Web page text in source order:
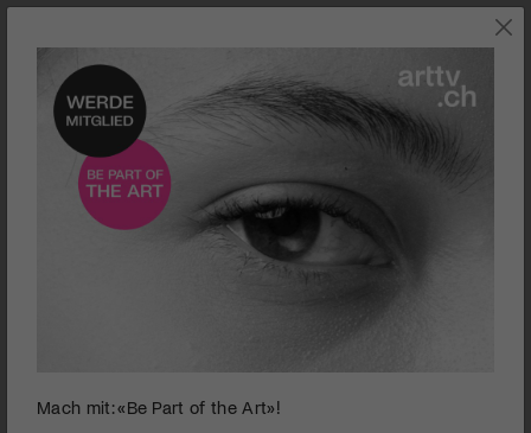
seconds
The Assassin
Mach mit: «Be Part of the Art»!